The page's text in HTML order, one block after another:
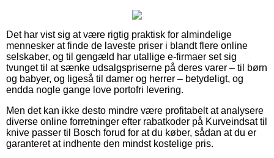
Det har vist sig at være rigtig praktisk for almindelige
mennesker at finde de laveste priser i blandt flere online
selskaber, og til gengæld har utallige e-firmaer set sig
tvunget til at sænke udsalgspriserne på deres varer – til børn
og babyer, og ligeså til damer og herrer – betydeligt, og
endda nogle gange love portofri levering.
Men det kan ikke desto mindre være profitabelt at analysere
diverse online forretninger efter rabatkoder på Kurveindsat til
knive passer til Bosch forud for at du køber, sådan at du er
garanteret at indhente den mindst kostelige pris.